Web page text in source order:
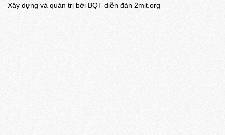
Xây dựng và quản trị bởi BQT diễn đàn 2mit.org